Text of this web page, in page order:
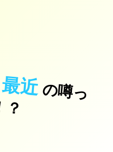
最近の
噂
っ
！